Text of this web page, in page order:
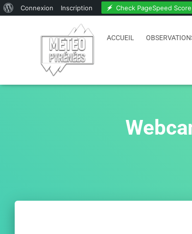
Connexion Inscription Check PageSpeed Score
ACCUEIL